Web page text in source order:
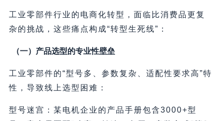
工业零部件行业的电商化转型，面临比消费品更复
杂的挑战，这些痛点构成“转型生死线”：
（一）产品选型的专业性壁垒
工业零部件的“型号多、参数复杂、适配性要求高”特
性，导致线上选型困难：
型号迷宫：某电机企业的产品手册包含3000+型